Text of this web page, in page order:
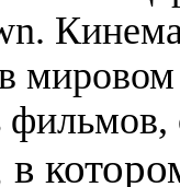
фильмов,